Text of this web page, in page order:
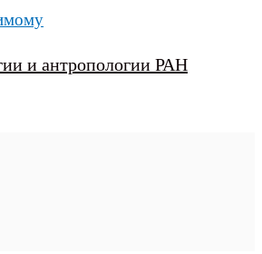
и антропологии РАН